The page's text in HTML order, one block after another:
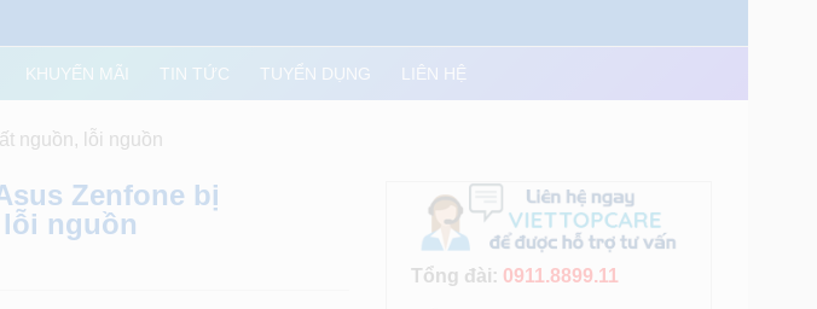
KHUYẾN MÃI TIN TỨC TUYỂN DỤNG LIÊN HỆ
nguồn, lỗi nguồn
Zenfone bị
nguồn
Tổng đài: 0911.8899.11